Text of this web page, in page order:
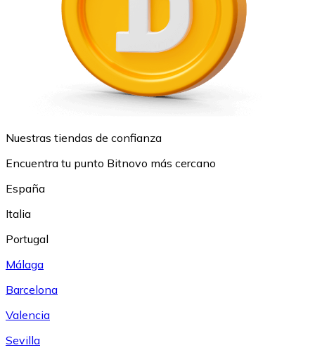
Nuestras tiendas de confianza
Encuentra tu punto Bitnovo más cercano
España
Italia
Portugal
Málaga
Barcelona
Valencia
Sevilla